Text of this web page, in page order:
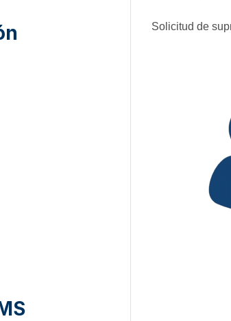
Solicitud de